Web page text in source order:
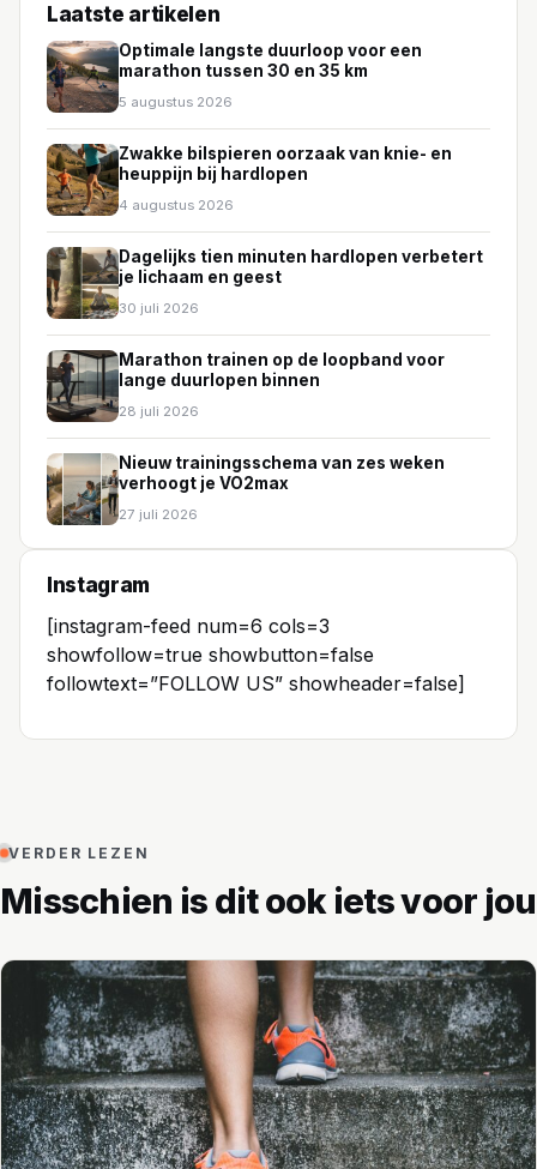
Laatste artikelen
Optimale langste duurloop voor een
marathon tussen 30 en 35 km
5 augustus 2026
Zwakke bilspieren oorzaak van knie- en
heuppijn bij hardlopen
4 augustus 2026
Dagelijks tien minuten hardlopen verbetert
je lichaam en geest
30 juli 2026
Marathon trainen op de loopband voor
lange duurlopen binnen
28 juli 2026
Nieuw trainingsschema van zes weken
verhoogt je VO2max
27 juli 2026
Instagram
[instagram-feed num=6 cols=3
showfollow=true showbutton=false
followtext=”FOLLOW US” showheader=false]
VERDER LEZEN
Misschien is dit ook iets voor jou